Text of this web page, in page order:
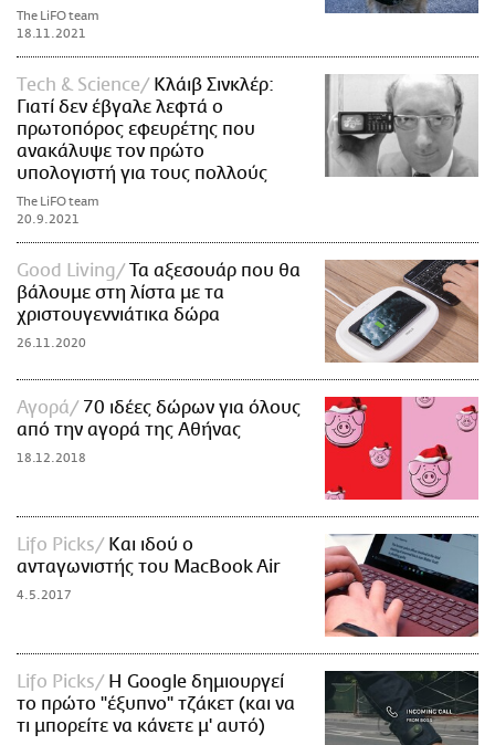
The LiFO team
18.11.2021
Τech & Science
Κλάιβ Σινκλέρ:
Γιατί δεν έβγαλε λεφτά ο
πρωτοπόρος εφευρέτης που
ανακάλυψε τον πρώτο
υπολογιστή για τους πολλούς
The LiFO team
20.9.2021
Good Living
Τα αξεσουάρ που θα
βάλουμε στη λίστα με τα
χριστουγεννιάτικα δώρα
26.11.2020
Αγορά
70 ιδέες δώρων για όλους
από την αγορά της Αθήνας
18.12.2018
Lifo Picks
Και ιδού ο
ανταγωνιστής του MacBook Air
4.5.2017
Lifo Picks
Η Google δημιουργεί
το πρώτο "έξυπνο" τζάκετ (και να
τι μπορείτε να κάνετε μ' αυτό)